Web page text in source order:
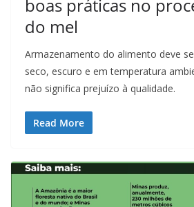
boas práticas no
do mel
Armazenamento do alimento deve
seco, escuro e em temperatura
não significa prejuízo à qualidade.
Read More